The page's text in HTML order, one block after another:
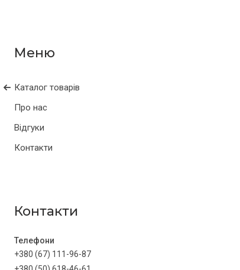
Каталог товарів
Про нас
Відгуки
Контакти
Контакти
+380 (67) 111-96-87